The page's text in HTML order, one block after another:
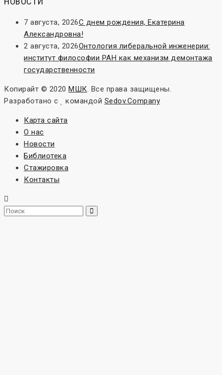
7 августа, 2026С днем рождения, Екатерина
Александровна!
2 августа, 2026Онтология либеральной инженерии:
институт философии РАН как механизм демонтажа
государственности
Копирайт © 2020 МШК. Все права защищены.
Разработано с
командой Sedov.Company
Карта сайта
О нас
Новости
Библиотека
Стажировка
Контакты